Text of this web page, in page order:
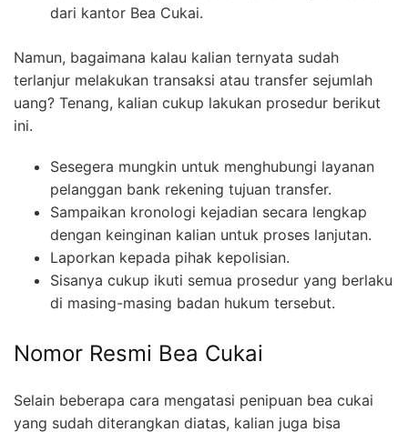
dari kantor Bea Cukai.
Namun, bagaimana kalau kalian ternyata sudah
terlanjur melakukan transaksi atau transfer sejumlah
uang? Tenang, kalian cukup lakukan prosedur berikut
ini.
Sesegera mungkin untuk menghubungi layanan
pelanggan bank rekening tujuan transfer.
Sampaikan kronologi kejadian secara lengkap
dengan keinginan kalian untuk proses lanjutan.
Laporkan kepada pihak kepolisian.
Sisanya cukup ikuti semua prosedur yang berlaku
di masing-masing badan hukum tersebut.
Nomor Resmi Bea Cukai
Selain beberapa cara mengatasi penipuan bea cukai
yang sudah diterangkan diatas, kalian juga bisa